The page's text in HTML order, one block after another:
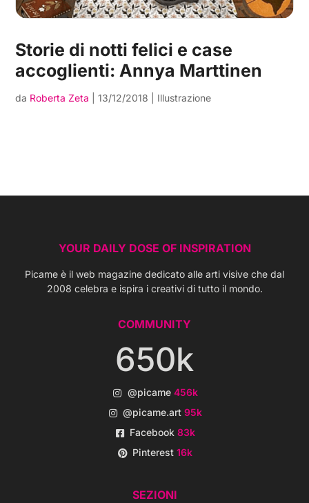
Storie di notti felici e case
accoglienti: Annya Marttinen
da Roberta Zeta |13/12/2018 Illustrazione
YOUR DAILY DOSE OF INSPIRATION
Picame è il web magazine dedicato alle arti visive che dal
2008 celebra e ispira i creativi di tutto il mondo.
COMMUNITY
650k
@picame 456k
@picame.art95k
Facebook83k
Pinterest16k
SEZIONI